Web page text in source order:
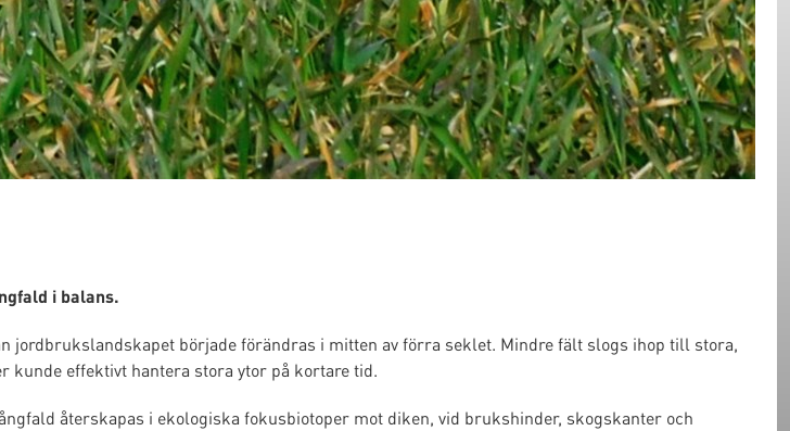
i balans.
jordbrukslandskapet började förändras i mitten av förra seklet. Mindre fält slogs ihop till stora,
effektivt hantera stora ytor på kortare tid.
återskapas i ekologiska fokusbiotoper mot diken, vid brukshinder, skogskanter och